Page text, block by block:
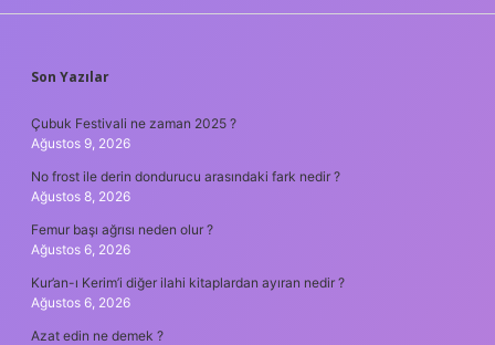
SIDEBAR
Son Yazılar
Çubuk Festivali ne zaman 2025 ?
Ağustos 9, 2026
No frost ile derin dondurucu arasındaki fark nedir ?
Ağustos 8, 2026
Femur başı ağrısı neden olur ?
Ağustos 6, 2026
Kur’an-ı Kerim’i diğer ilahi kitaplardan ayıran nedir ?
Ağustos 6, 2026
Azat edin ne demek ?